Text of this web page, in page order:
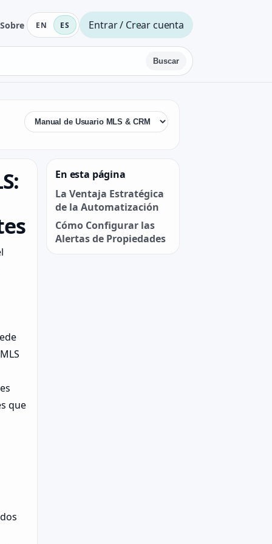
Sobre EN ES Entrar / Crear cuenta
Buscar
que
En esta página
La Ventaja Estratégica
de la Automatización
Cómo Configurar las
Alertas de Propiedades